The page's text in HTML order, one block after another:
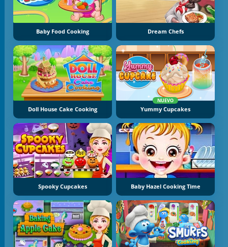
Baby Food Cooking Dream Chefs
Doll House Cake Cooking
NUEVO
Yummy Cupcakes
Spooky Cupcakes Baby Hazel Cooking Time